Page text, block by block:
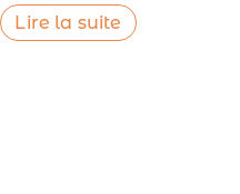
Lire la suite